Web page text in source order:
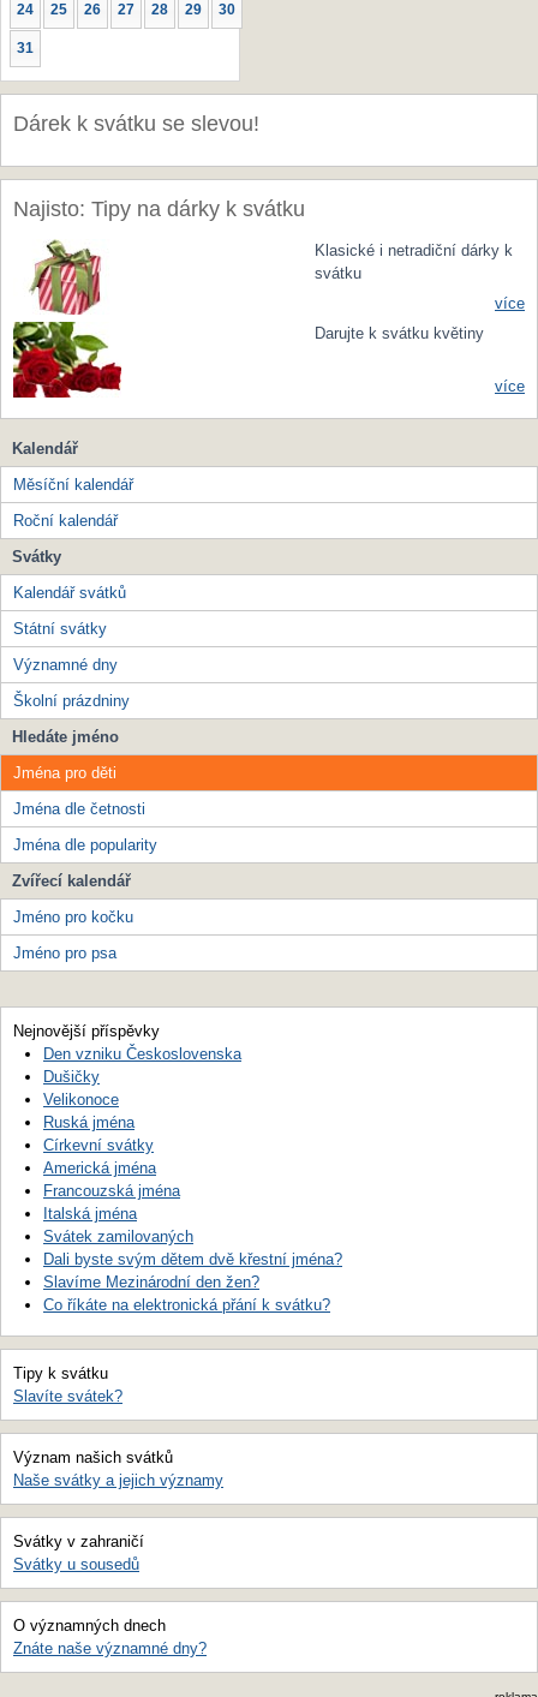
24 25 26 27 28 29 30
31
Dárek k svátku se slevou!
Najisto: Tipy na dárky k svátku
Klasické i netradiční dárky k
svátku
více
Darujte k svátku květiny
více
Kalendář
Měsíční kalendář
Roční kalendář
Svátky
Kalendář svátků
Státní svátky
Významné dny
Školní prázdniny
Hledáte jméno
Jména pro děti
Jména dle četnosti
Jména dle popularity
Zvířecí kalendář
Jméno pro kočku
Jméno pro psa
Nejnovější příspěvky
Den vzniku Československa
Dušičky
Velikonoce
Ruská jména
Církevní svátky
Americká jména
Francouzská jména
Italská jména
Svátek zamilovaných
Dali byste svým dětem dvě křestní jména?
Slavíme Mezinárodní den žen?
Co říkáte na elektronická přání k svátku?
Tipy k svátku
Slavíte svátek?
Význam našich svátků
Naše svátky a jejich významy
Svátky v zahraničí
Svátky u sousedů
O významných dnech
Znáte naše významné dny?